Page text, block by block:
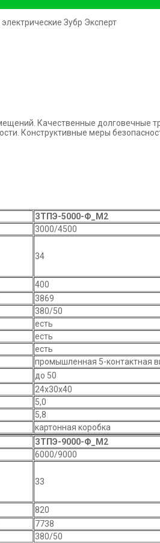
Зубр Эксперт
Качественные долговечные
Конструктивные меры
ЗТПЭ-5000-Ф_М2
3000/4500
34
400
3869
380/50
есть
есть
есть
промышленная 5-контактная
до 50
24х30х40
5,0
5,8
картонная коробка
ЗТПЭ-9000-Ф_М2
6000/9000
33
820
7738
380/50